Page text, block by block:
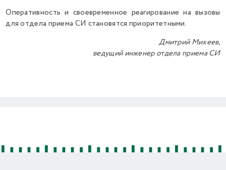
Оперативность и своевременное реагирование на вызовы
для отдела приема СИ становятся приоритетными.
Дмитрий Михеев,
ведущий инженер отдела приема СИ